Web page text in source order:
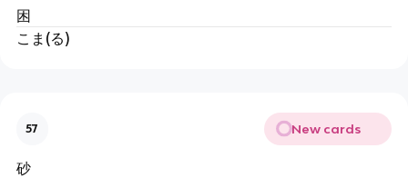
困
こま(る)
57 New cards
砂